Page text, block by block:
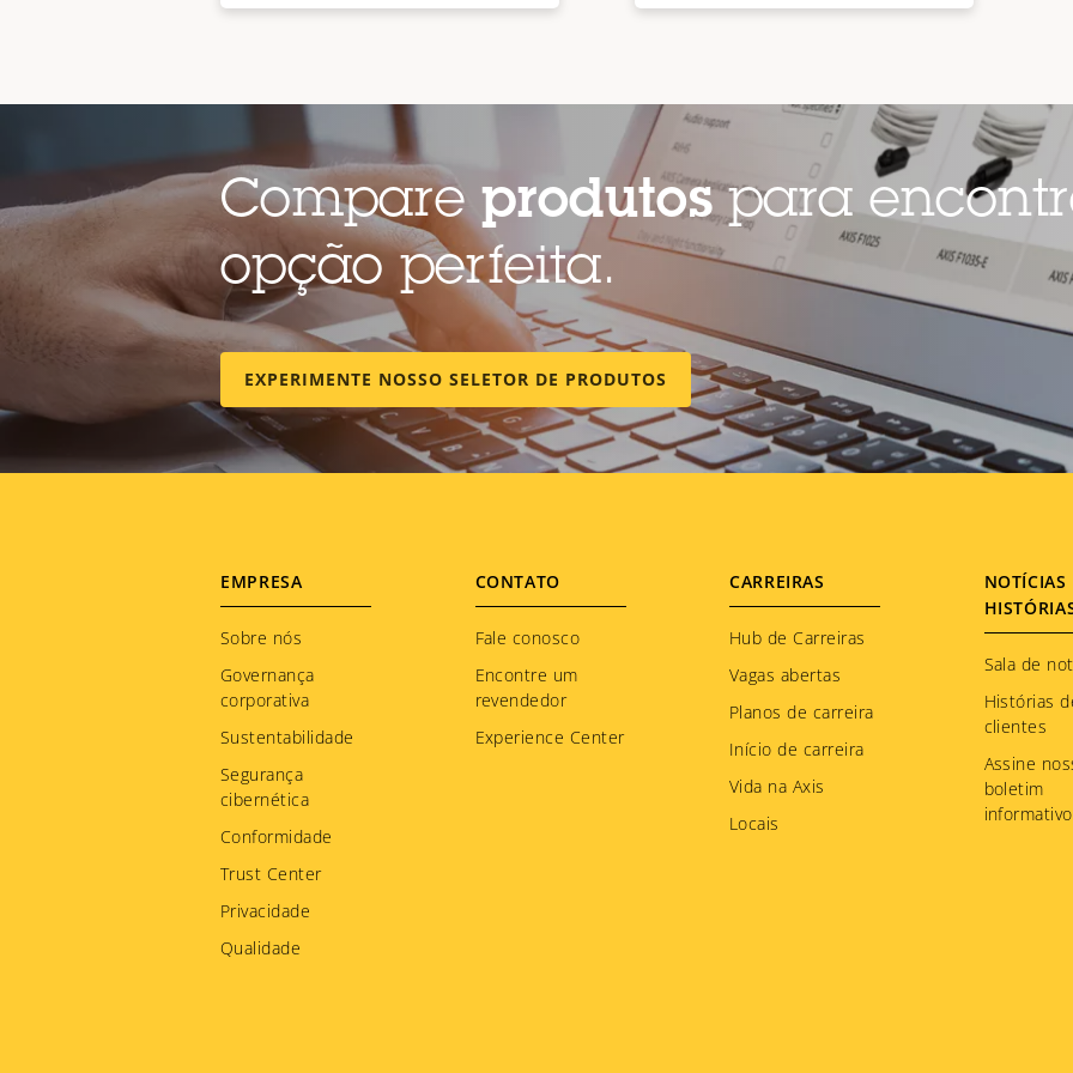
Compareprodutospara
opção perfeita.
EXPERIMENTE NOSSO SELETOR DE PRODUTOS
Footer
menu
EMPRESA
Sobre nós
Governança
corporativa
Sustentabilidade
Segurança
cibernética
Conformidade
Trust Center
Privacidade
Qualidade
CONTATO
Fale conosco
Encontre um
revendedor
Experience Center
CARREIRAS
Hub de Carreiras
Vagas abertas
Planos de carreira
Início de carreira
Vida na Axis
Locais
NOTÍCIAS
Sala de
Histórias
clientes
Assine
boletim
informativo